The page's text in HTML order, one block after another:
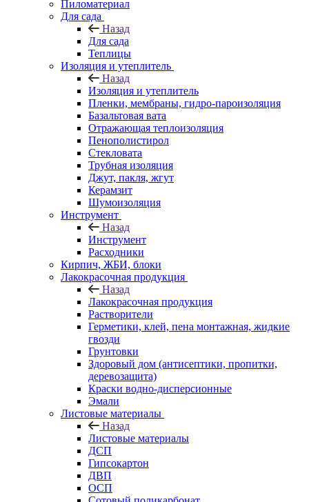
Пиломатериал
Для сада
Назад
Для сада
Теплицы
Изоляция и утеплитель
Назад
Изоляция и утеплитель
Пленки, мембраны, гидро-пароизоляция
Базальтовая вата
Отражающая теплоизоляция
Пенополистирол
Стекловата
Трубная изоляция
Джут, пакля, жгут
Керамзит
Шумоизоляция
Инструмент
Назад
Инструмент
Расходники
Кирпич, ЖБИ, блоки
Лакокрасочная продукция
Назад
Лакокрасочная продукция
Растворители
Герметики, клей, пена монтажная, жидкие
гвозди
Грунтовки
Здоровый дом (антисептики, пропитки,
деревозащита)
Краски водно-дисперсионные
Эмали
Листовые материалы
Назад
Листовые материалы
ДСП
Гипсокартон
ДВП
ОСП